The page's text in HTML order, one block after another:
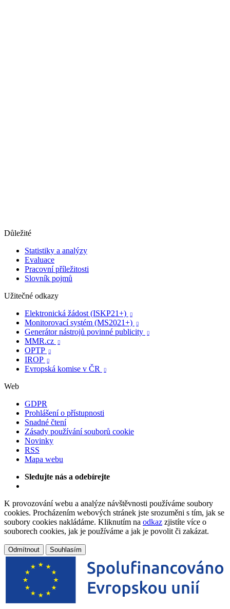
Důležité
Statistiky a analýzy
Evaluace
Pracovní příležitosti
Slovník pojmů
Užitečné odkazy
Elektronická žádost (ISKP21+)

Monitorovací systém (MS2021+) 
Generátor nástrojů povinné publicity 
MMR.cz 
OPTP 
IROP 
Evropská komise v ČR 
Web
GDPR
Prohlášení o přístupnosti
Snadné čtení
Zásady používání souborů cookie
Novinky
RSS
Mapa webu
Sledujte nás a odebírejte
K provozování webu a analýze návštěvnosti používáme soubory
cookies. Procházením webových stránek jste srozuměni s tím, jak se
soubory cookies nakládáme. Kliknutím na odkaz zjistíte více o
souborech cookies, jak je používáme a jak je povolit či zakázat.
Odmítnout Souhlasím